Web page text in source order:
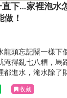
直下…家裡泡水
！
龍頭忘記關一樣下
淹得亂七八糟，馬
都進水，淹水除了
的健康問題都令人
退了之後要怎麼防
收藏